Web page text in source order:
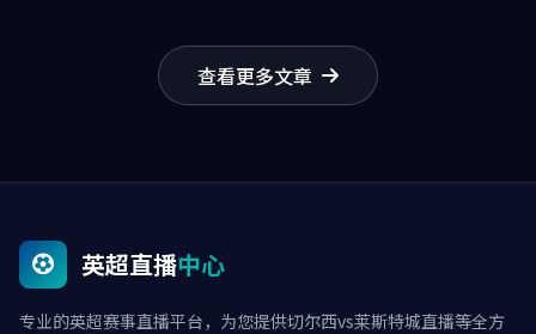
查看更多文章
英超直播中心
专业的英超赛事直播平台，为您提供切尔西vs莱斯特城直播等全方